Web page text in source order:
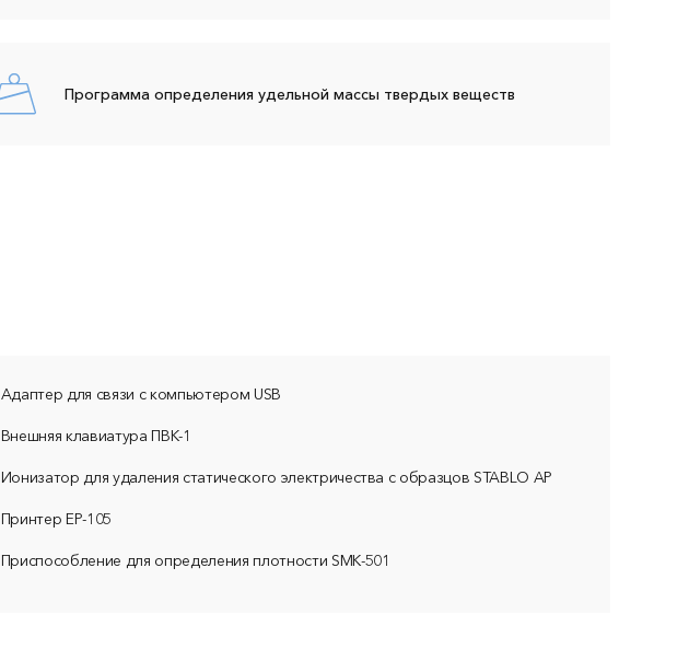
Программа определения удельной массы твердых веществ
Адаптер для связи с компьютером USB
Внешняя клавиатура ПВК-1
Ионизатор для удаления статического электричества с образцов STABLO AP
Принтер ЕР-105
Приспособление для определения плотности SMK-501